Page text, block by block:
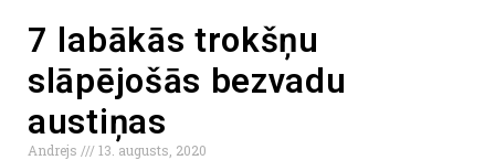
7 labākās trokšņu
slāpējošās bezvadu
austiņas
Andrejs
13. augusts, 2020